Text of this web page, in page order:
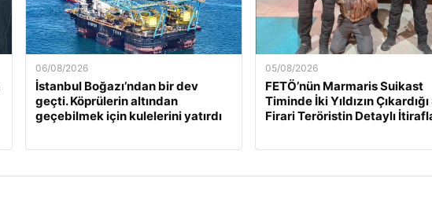
06/08/2026
İstanbul Boğazı’ndan bir dev
geçti. Köprülerin altından
geçebilmek için kulelerini yatırdı
05/08/2026
FETÖ’nün Marmaris Suikast
Timinde İki Yıldızın Çıkardığı
Firari Teröristin Detaylı